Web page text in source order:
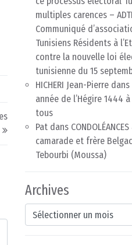
multiples carences –
Communiqué
Tunisiens Résidents à
contre la nouvelle loi
tunisienne du 15
HICHERI Jean-Pierre dans
année de l’Hégire 1444
tous
Pat dans
camarade et frère
Tebourbi (Moussa)
Archives
Archives